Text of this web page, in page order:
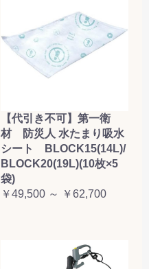
【代引き不可】第一衛
材 防災人 水たまり吸水
シート BLOCK15(14L)/
BLOCK20(19L)(10枚×5
袋)
￥49,500 ～ ￥62,700